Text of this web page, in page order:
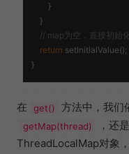
        }
    }
// map为空，直接初始
return setInitialValue();
在 get() 方法中，我们
getMap(thread)
，还
ThreadLocalMap对象